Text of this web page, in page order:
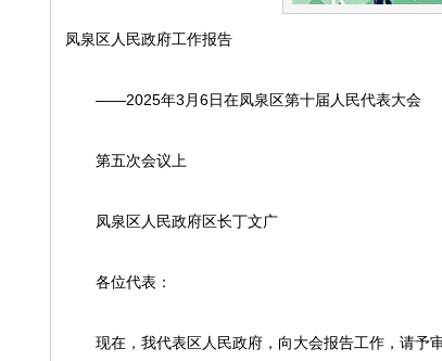
凤泉区人民政府工作报告
——2025年3月6日在凤泉区第十届人民代表大会
第五次会议上
凤泉区人民政府区长丁文广
各位代表：
现在，我代表区人民政府，向大会报告工作，请予审